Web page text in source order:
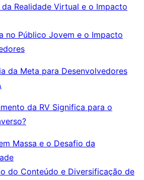
Realidade Virtual e o Impacto
no Público Jovem e o Impacto
da Meta para Desenvolvedores
da RV Significa para o
Massa e o Desafio da
do Conteúdo e Diversificação de